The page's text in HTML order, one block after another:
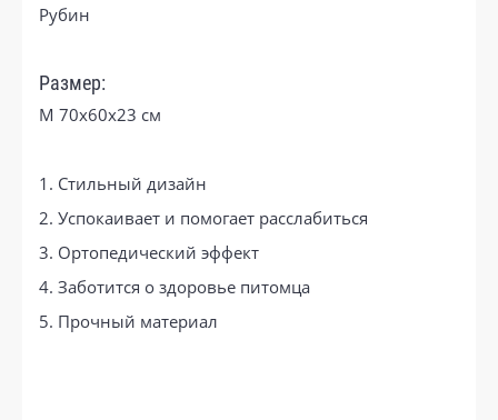
Рубин
Размер:
M 70x60x23 см
1. Стильный дизайн
2. Успокаивает и помогает расслабиться
3. Ортопедический эффект
4. Заботится о здоровье питомца
5. Прочный материал